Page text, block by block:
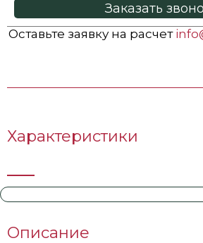
Заказать
Оставьте заявку на расчет
Характеристики
Описание